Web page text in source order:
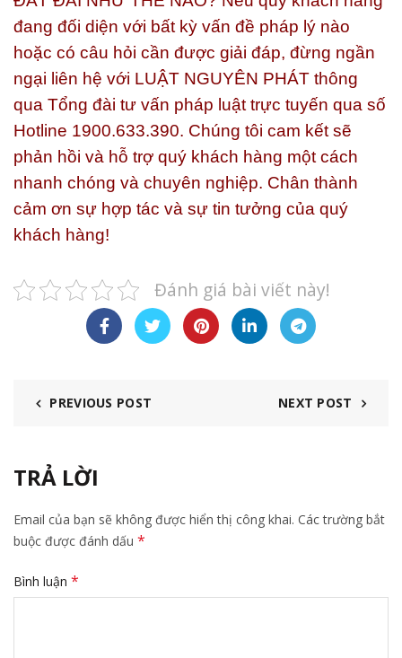
đang đối diện với bất kỳ vấn đề pháp lý nào
hoặc có câu hỏi cần được giải đáp, đừng ngần
ngại liên hệ với LUẬT NGUYÊN PHÁT thông
qua Tổng đài tư vấn pháp luật trực tuyến qua số
Hotline 1900.633.390. Chúng tôi cam kết sẽ
phản hồi và hỗ trợ quý khách hàng một cách
nhanh chóng và chuyên nghiệp. Chân thành
cảm ơn sự hợp tác và sự tin tưởng của quý
khách hàng!
Đánh giá bài viết này!
PREVIOUS POST NEXT POST
TRẢ LỜI
Email của bạn sẽ không được hiển thị công khai. Các trường bắt
buộc được đánh dấu *
Bình luận *